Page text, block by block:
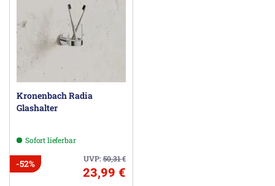
Kronenbach Radia
Glashalter
Sofort lieferbar
UVP:50,31€
-52%
23,99 €